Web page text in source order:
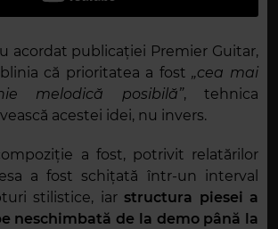
acordat publicației Premier Guitar,
că prioritatea a fost„cea mai
melodică posibilă”, tehnica
acestei idei, nu invers.
a fost, potrivit relatărilor
a fost schițată într-un interval
stilistice, iarstructura piesei a
neschimbată de la demo până la